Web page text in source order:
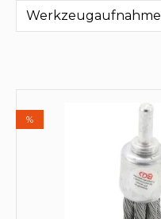
Werkzeugaufnahme
%